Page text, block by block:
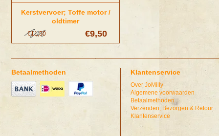
Kerstvervoer; Toffe motor /
oldtimer
€9,50
€11,50
Betaalmethoden Klantenservice
Over JoMilly
Algemene voorwaarden
Betaalmethoden
Verzenden, Bezorgen & Retour
Klantenservice